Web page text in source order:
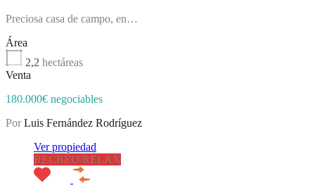
Preciosa casa de campo, en…
Área
2,2 hectáreas
Venta
180.000€ negociables
Por Luis Fernández Rodríguez
Ver propiedad
RECREO/RÉLAX